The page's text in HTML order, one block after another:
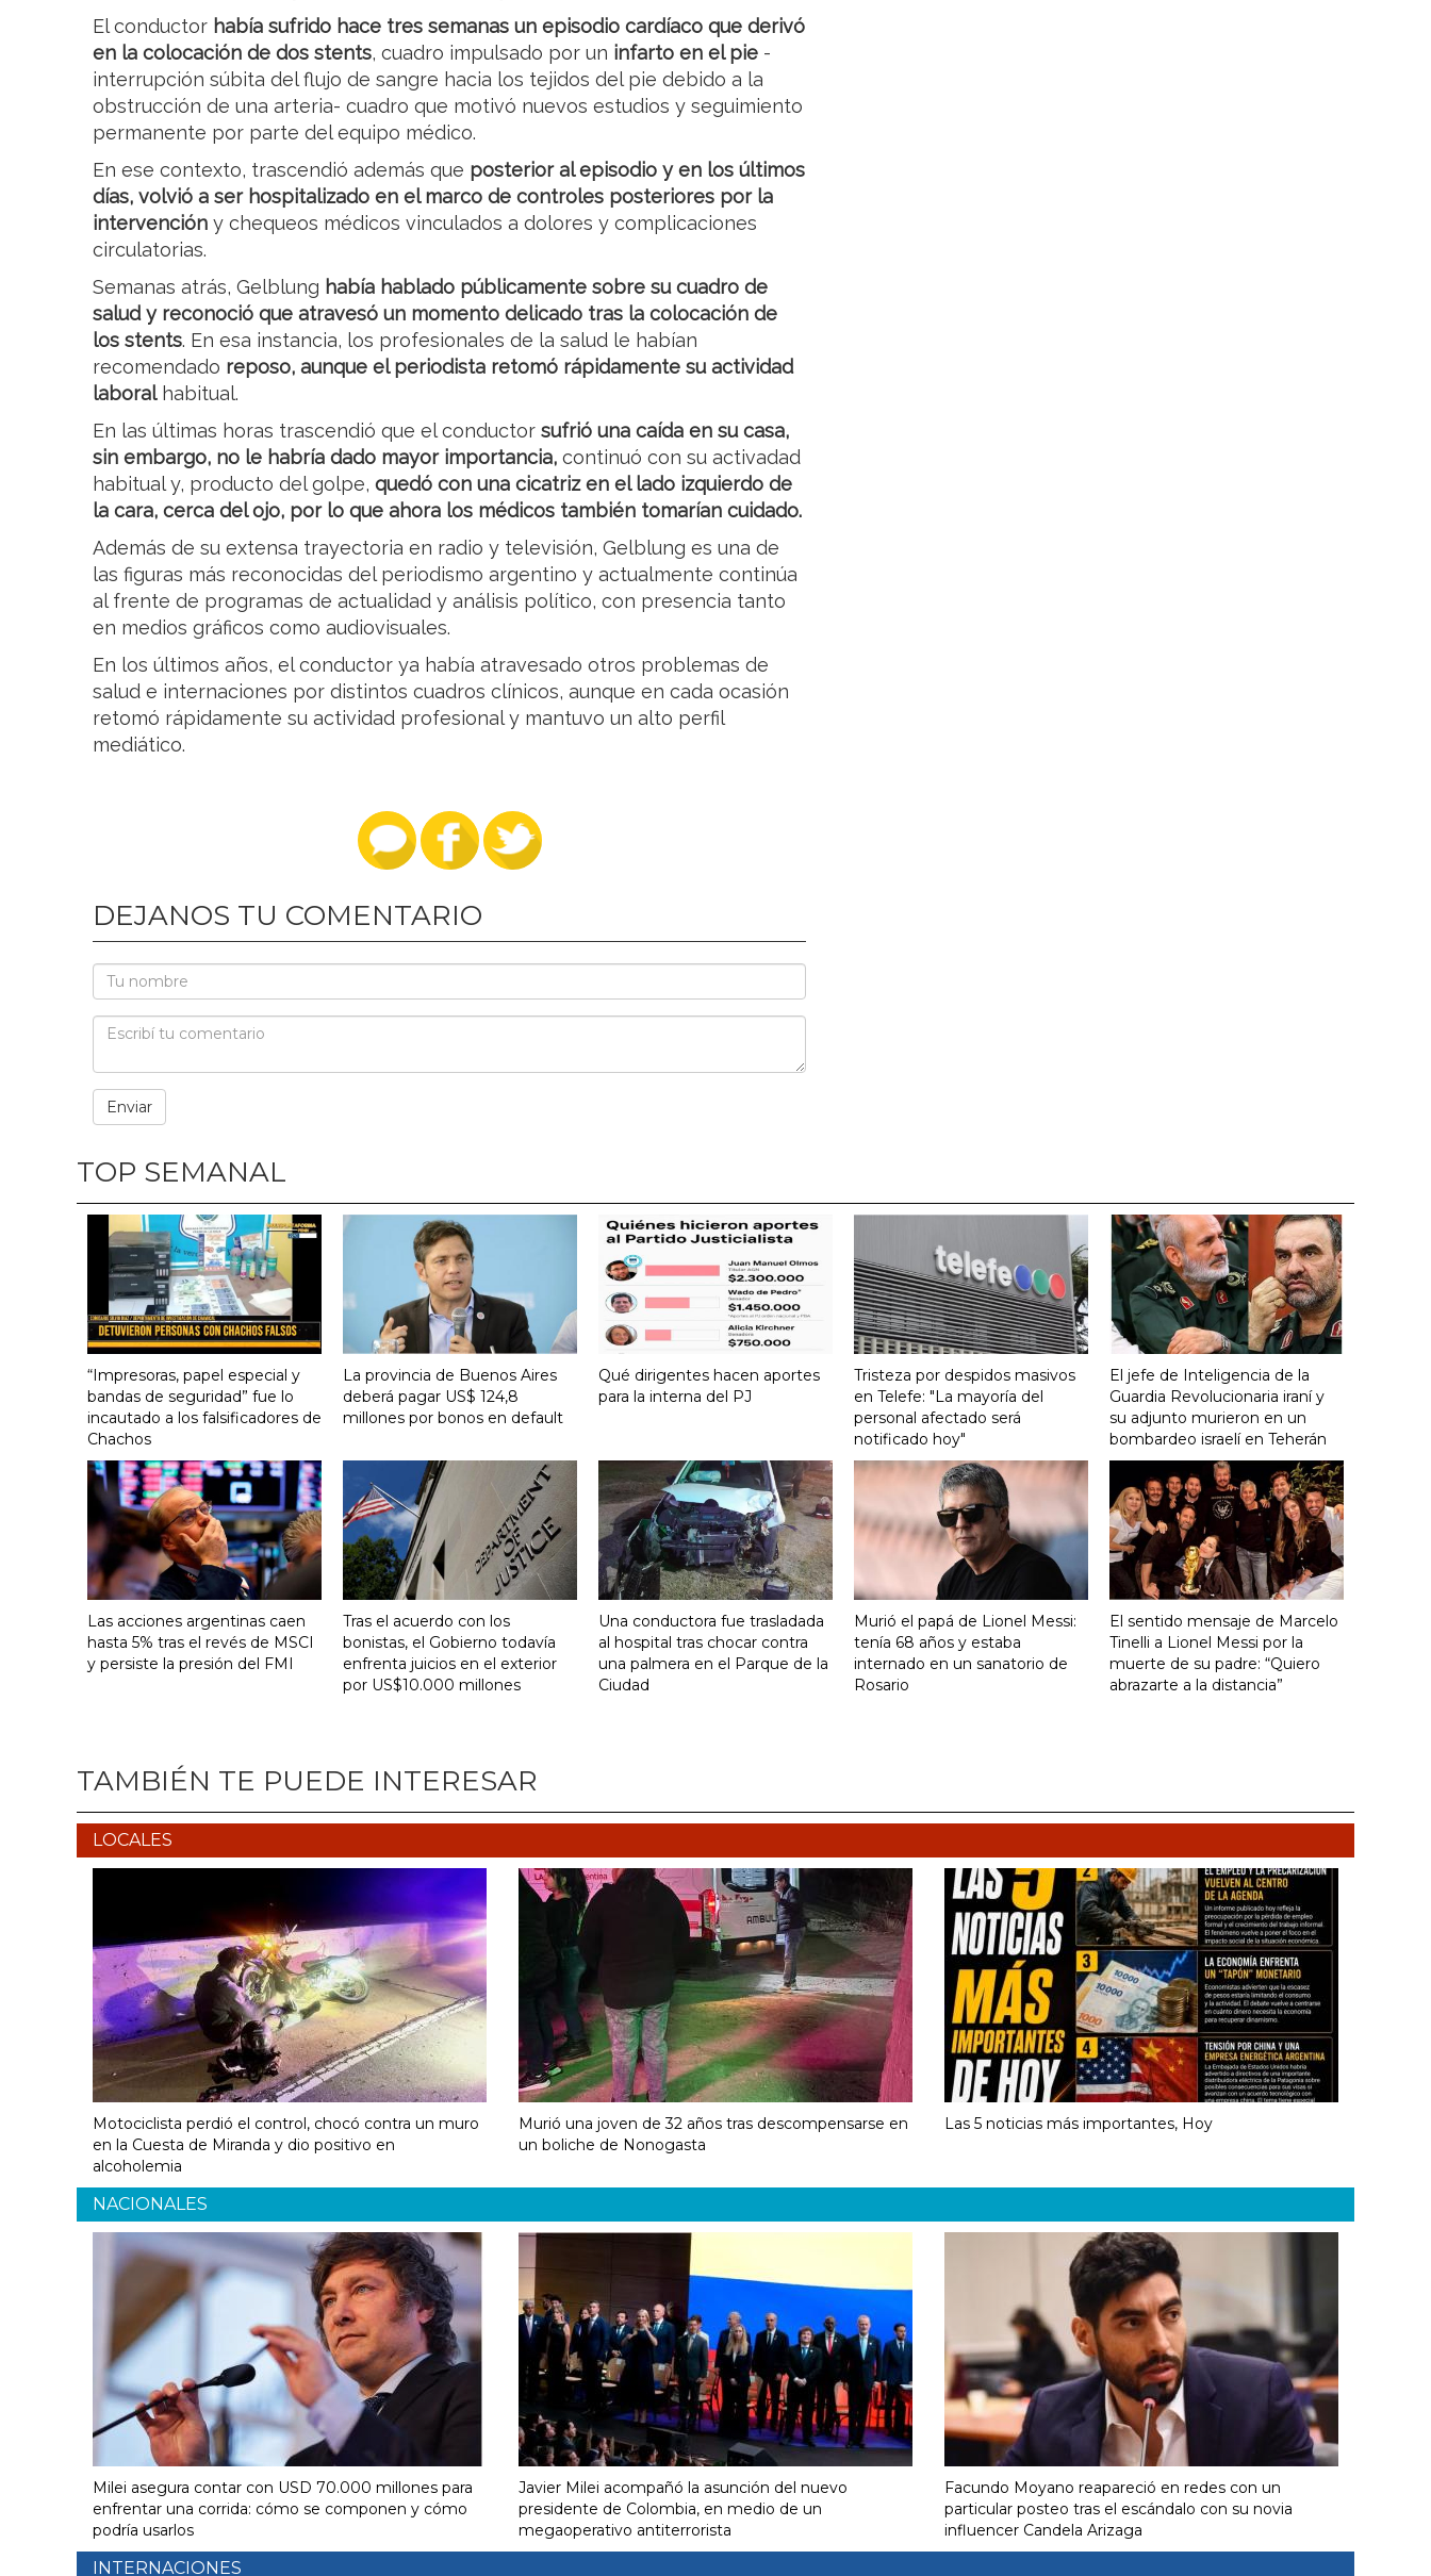
El conductor había sufrido hace tres semanas un episodio cardíaco que derivó
en la colocación de dos stents, cuadro impulsado por un infarto en el pie -
interrupción súbita del flujo de sangre hacia los tejidos del pie debido a la
obstrucción de una arteria- cuadro que motivó nuevos estudios y seguimiento
permanente por parte del equipo médico.
En ese contexto, trascendió además que posterior al episodio y en los últimos
días, volvió a ser hospitalizado en el marco de controles posteriores por la
intervención y chequeos médicos vinculados a dolores y complicaciones
circulatorias.
Semanas atrás, Gelblung había hablado públicamente sobre su cuadro de
salud y reconoció que atravesó un momento delicado tras la colocación de
los stents. En esa instancia, los profesionales de la salud le habían
recomendado reposo, aunque el periodista retomó rápidamente su actividad
laboral habitual.
En las últimas horas trascendió que el conductor sufrió una caída en su casa,
sin embargo, no le habría dado mayor importancia, continuó con su activadad
habitual y, producto del golpe, quedó con una cicatriz en el lado izquierdo de
la cara, cerca del ojo, por lo que ahora los médicos también tomarían cuidado.
Además de su extensa trayectoria en radio y televisión, Gelblung es una de
las figuras más reconocidas del periodismo argentino y actualmente continúa
al frente de programas de actualidad y análisis político, con presencia tanto
en medios gráficos como audiovisuales.
En los últimos años, el conductor ya había atravesado otros problemas de
salud e internaciones por distintos cuadros clínicos, aunque en cada ocasión
retomó rápidamente su actividad profesional y mantuvo un alto perfil
mediático.
DEJANOS TU COMENTARIO
TOP SEMANAL
“Impresoras, papel especial y
bandas de seguridad” fue lo
incautado a los falsificadores de
Chachos
La provincia de Buenos Aires
deberá pagar US$ 124,8
millones por bonos en default
Qué dirigentes hacen aportes
para la interna del PJ
Tristeza por despidos masivos
en Telefe: "La mayoría del
personal afectado será
notificado hoy"
El jefe de Inteligencia de la
Guardia Revolucionaria iraní y
su adjunto murieron en un
bombardeo israelí en Teherán
Las acciones argentinas caen
hasta 5% tras el revés de MSCI
y persiste la presión del FMI
Tras el acuerdo con los
bonistas, el Gobierno todavía
enfrenta juicios en el exterior
por US$10.000 millones
Una conductora fue trasladada
al hospital tras chocar contra
una palmera en el Parque de la
Ciudad
Murió el papá de Lionel Messi:
tenía 68 años y estaba
internado en un sanatorio de
Rosario
El sentido mensaje de Marcelo
Tinelli a Lionel Messi por la
muerte de su padre: “Quiero
abrazarte a la distancia”
TAMBIÉN TE PUEDE INTERESAR
LOCALES
Motociclista perdió el control, chocó contra un muro
en la Cuesta de Miranda y dio positivo en
alcoholemia
Murió una joven de 32 años tras descompensarse en
un boliche de Nonogasta
Las 5 noticias más importantes, Hoy
NACIONALES
Milei asegura contar con USD 70.000 millones para
enfrentar una corrida: cómo se componen y cómo
podría usarlos
Javier Milei acompañó la asunción del nuevo
presidente de Colombia, en medio de un
megaoperativo antiterrorista
Facundo Moyano reapareció en redes con un
particular posteo tras el escándalo con su novia
influencer Candela Arizaga
INTERNACIONES